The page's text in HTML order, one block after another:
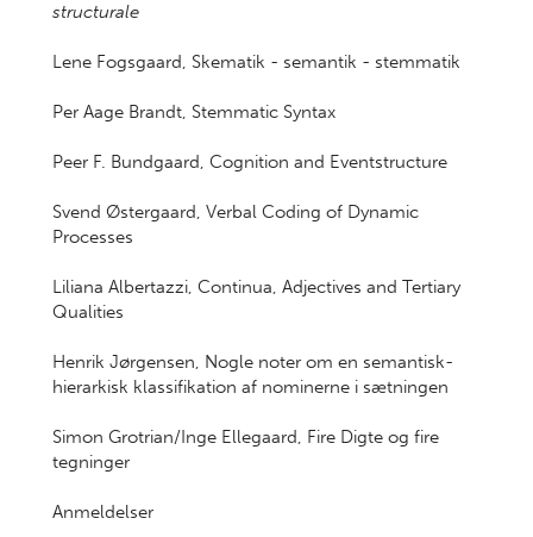
structurale
Lene Fogsgaard, Skematik - semantik - stemmatik
Per Aage Brandt, Stemmatic Syntax
Peer F. Bundgaard, Cognition and Eventstructure
Svend Østergaard, Verbal Coding of Dynamic
Processes
Liliana Albertazzi, Continua, Adjectives and Tertiary
Qualities
Henrik Jørgensen, Nogle noter om en semantisk-
hierarkisk klassifikation af nominerne i sætningen
Simon Grotrian/Inge Ellegaard, Fire Digte og fire
tegninger
Anmeldelser